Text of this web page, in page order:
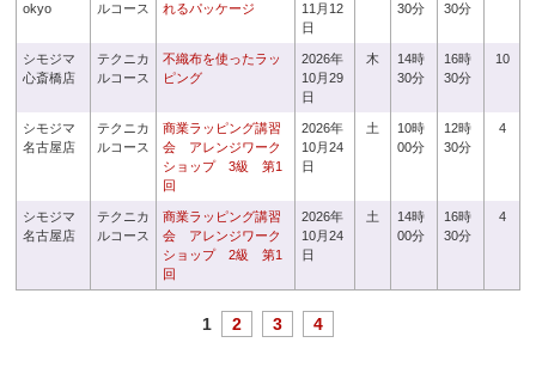
okyo
ルコース
れるパッケージ
11月12
日
30分
30分
シモジマ
心斎橋店
テクニカ
ルコース
不織布を使ったラッ
ピング
2026年
10月29
日
木
14時
30分
16時
30分
10
シモジマ
名古屋店
テクニカ
ルコース
商業ラッピング講習
会 アレンジワーク
ショップ 3級 第1
回
2026年
10月24
日
土
10時
00分
12時
30分
4
シモジマ
名古屋店
テクニカ
ルコース
商業ラッピング講習
会 アレンジワーク
ショップ 2級 第1
回
2026年
10月24
日
土
14時
00分
16時
30分
4
1 2 3 4